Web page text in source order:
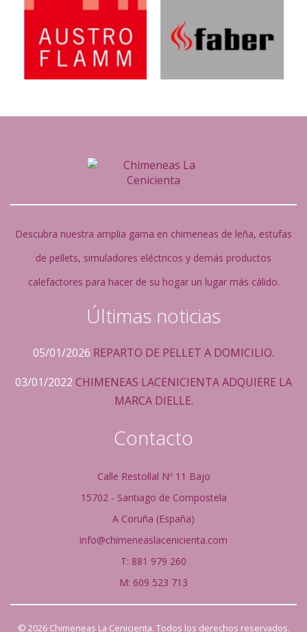
Descubra nuestra amplia gama en chimeneas de leña, estufas
de pellets, simuladores eléctricos y demás productos
calefactores para hacer de su hogar un lugar más cálido.
Últimas noticias
05/01/2026 REPARTO DE PELLET A DOMICILIO.
03/01/2022 CHIMENEAS LACENICIENTA ADQUIERE LA
MARCA DIELLE.
Contacto
Calle Restollal Nº 11 Bajo
15702 - Santiago de Compostela
A Coruña (España)
info@chimeneaslacenicienta.com
T: 881 979 260
M: 609 523 713
© 2026 Chimeneas La Cenicienta. Todos los derechos reservados.